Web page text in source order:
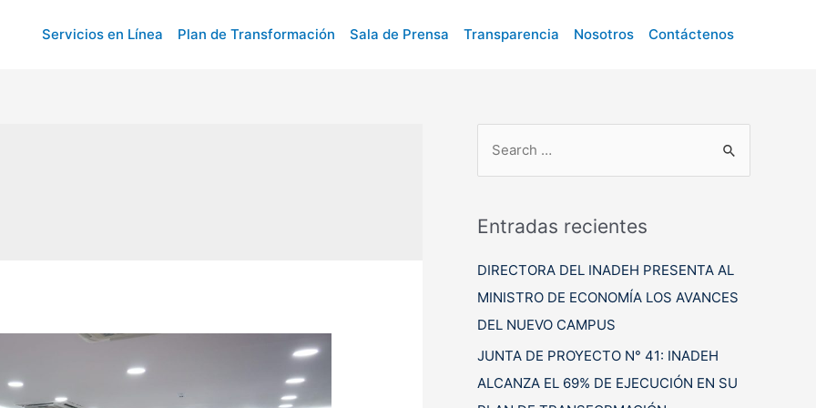
Servicios en Línea Plan de Transformación Sala de Prensa Transparencia Nosotros Contáctenos
c
r
p
o
r
:
Entradas recientes
DIRECTORA DEL INADEH PRESENTA AL
MINISTRO DE ECONOMÍA LOS AVANCES
DEL NUEVO CAMPUS
JUNTA DE PROYECTO N° 41: INADEH
ALCANZA EL 69% DE EJECUCIÓN EN SU